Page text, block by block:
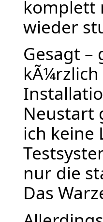
komplett
wieder
Gesagt
Neustart
ich keine
nur die
Das